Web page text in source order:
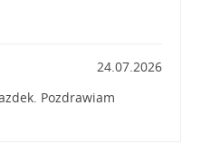
24.07.2026
Pozdrawiam